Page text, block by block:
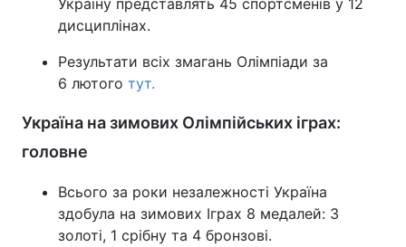
Україну представлять 45 спортсменів у 12
дисциплінах.
Результати всіх змагань Олімпіади за
6 лютого тут.
Україна на зимових Олімпійських іграх:
головне
Всього за роки незалежності Україна
здобула на зимових Іграх 8 медалей: 3
золоті, 1 срібну та 4 бронзові.